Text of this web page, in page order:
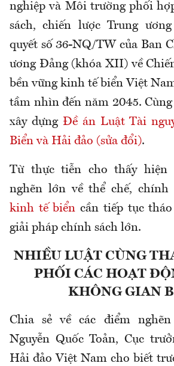
nghiệp và Môi trường phối
sách, chiến lược Trung
quyết số 36-NQ/TW của Ban
ương Đảng (khóa XII) về
bền vững kinh tế biển Việt
tầm nhìn đến năm 2045.
xây dựng Đề án Luật Tài
Biển và Hải đảo (sửa đổi).
Từ thực tiễn cho thấy hiện
nghẽn lớn về thể chế,
kinh tế biển cần tiếp tục
giải pháp chính sách lớn.
NHIỀU LUẬT CÙNG
PHỐI CÁC HOẠT
KHÔNG GIAN
Chia sẻ về các điểm
Nguyễn Quốc Toản, Cục
Hải đảo Việt Nam cho biết